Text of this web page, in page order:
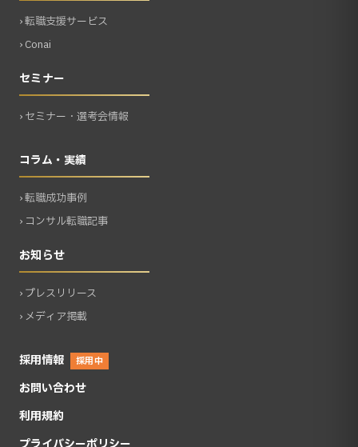
› 転職支援サービス
› Conai
セミナー
› セミナー・選考会情報
コラム・実績
› 転職成功事例
› コンサル転職記事
お知らせ
› プレスリリース
› メディア掲載
採用情報 採用中
お問い合わせ
利用規約